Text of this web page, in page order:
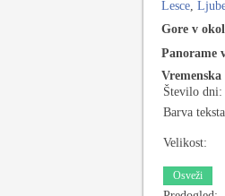
Lesce,
Gore v
Panorame
Število dni:
Barva
Velikost:
Osveži